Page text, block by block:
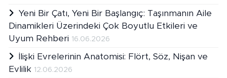
Yeni Bir Çatı, Yeni Bir Başlangıç: Taşınmanın Aile
Dinamikleri Üzerindeki Çok Boyutlu Etkileri ve
Uyum Rehberi 16.06.2026
İlişki Evrelerinin Anatomisi: Flört, Söz, Nişan ve
Evlilik 12.06.2026